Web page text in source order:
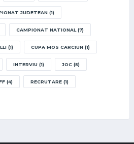
JUDETEAN (1)
CAMPIONAT NATIONAL(7)
(1) CUPA MOS CARCIUN (1)
INTERVIU (1) JOC (5)
(4) RECRUTARE (1)